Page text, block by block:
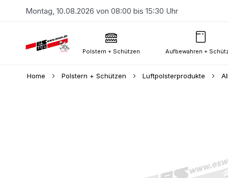
Montag, 10.08.2026 von 08:00 bis 15:30 Uhr
Polstern + Schützen Aufbewahren +
Home Polstern + Schützen Luftpolsterprodukte